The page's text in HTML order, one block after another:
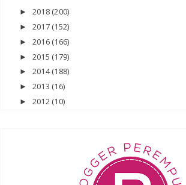
► 2018 (200)
► 2017 (152)
► 2016 (166)
► 2015 (179)
► 2014(188)
► 2013 (16)
► 2012 (10)